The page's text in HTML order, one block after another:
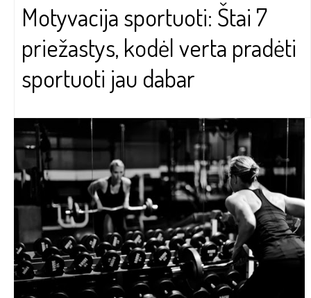
Motyvacija sportuoti: Štai 7
priežastys, kodėl verta pradėti
sportuoti jau dabar